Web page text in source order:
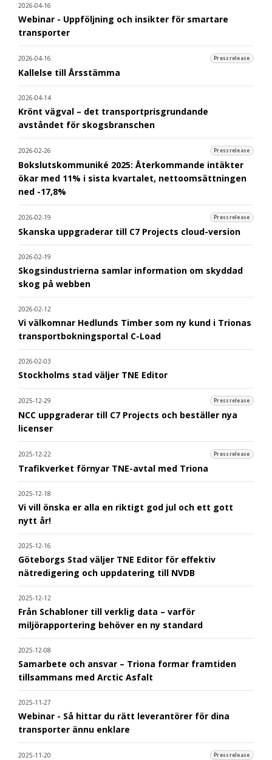
2026-04-16
Webinar - Uppföljning och insikter för smartare
transporter
2026-04-16 Pressrelease
Kallelse till Årsstämma
2026-04-14
Krönt vägval – det transportprisgrundande
avståndet för skogsbranschen
2026-02-26 Pressrelease
Bokslutskommuniké 2025: Återkommande intäkter
ökar med 11% i sista kvartalet, nettoomsättningen
ned -17,8%
2026-02-19 Pressrelease
Skanska uppgraderar till C7 Projects cloud-version
2026-02-19
Skogsindustrierna samlar information om skyddad
skog på webben
2026-02-12
Vi välkomnar Hedlunds Timber som ny kund i Trionas
transportbokningsportal C-Load
2026-02-03
Stockholms stad väljer TNE Editor
2025-12-29 Pressrelease
NCC uppgraderar till C7 Projects och beställer nya
licenser
2025-12-22 Pressrelease
Trafikverket förnyar TNE-avtal med Triona
2025-12-18
Vi vill önska er alla en riktigt god jul och ett gott
nytt år!
2025-12-16
Göteborgs Stad väljer TNE Editor för effektiv
nätredigering och uppdatering till NVDB
2025-12-12
Från Schabloner till verklig data – varför
miljörapportering behöver en ny standard
2025-12-08
Samarbete och ansvar – Triona formar framtiden
tillsammans med Arctic Asfalt
2025-11-27
Webinar - Så hittar du rätt leverantörer för dina
transporter ännu enklare
2025-11-20 Pressrelease